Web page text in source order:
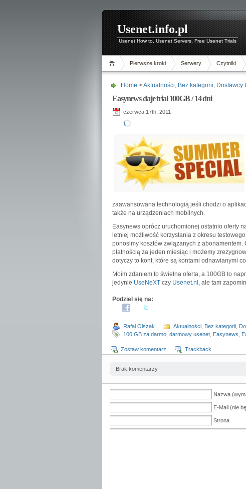
Usenet.info.pl
Usenet How to, Usenet Servers, Free Usenet Trials
Pierwsze kroki Serwery Czytniki
Home >Aktualności, Bez kategorii, Dostawcy
Easynews daje trial 100GB / 14 dni
czerwca 17th, 2011
zaawansowana technologią jeśli chodzi o
także na urządzeniach mobilnych.
Easynews oprócz uruchomionej ostatnio oferty
letniej możliwość korzystania z okresu
ponosimy kosztów związanych z
płatnością za jeden miesiąc i możemy
dotyczy to kont, które są kontami odnawianymi
Moim zdaniem to świetna oferta, a 100GB to
jedynie UseNeXT czy Usenet.nl , ale tam
Podziel się na:
Rafal Olszak Aktualności Bez kategorii
100 GB za darmo darmowy usenet Easynews
Zostaw komentarz Trackback
Brak komentarzy
Nazwa
E-Mail (nie
Strona